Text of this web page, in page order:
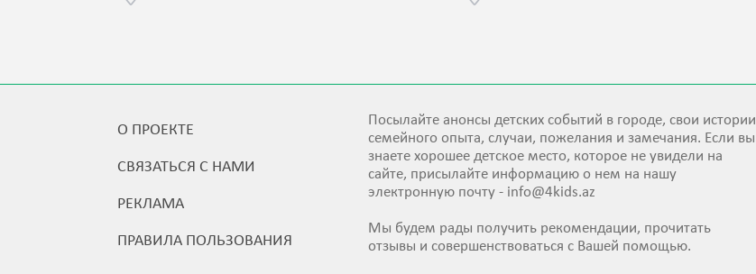
О ПРОЕКТЕ
СВЯЗАТЬСЯ С НАМИ
РЕКЛАМА
ПРАВИЛА ПОЛЬЗОВАНИЯ
Посылайте анонсы детских событий в городе, свои истории
семейного опыта, случаи, пожелания и замечания. Если вы
знаете хорошее детское место, которое не увидели на
сайте, присылайте информацию о нем на нашу
электронную почту - info@4kids.az
Мы будем рады получить рекомендации, прочитать
отзывы и совершенствоваться с Вашей помощью.